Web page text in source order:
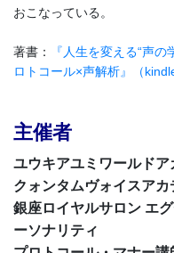
おこなっている。
著書：
『人生を変える“声
ロトコール×声解析』（
主催者
ユウキアユミワールドア
クォンタムヴォイスアカ
銀座ロイヤルサロン エ
ーソナリティ